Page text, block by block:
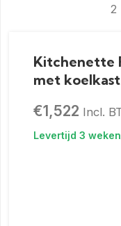
Kitchenette
met koelkast
€1,522 Incl.